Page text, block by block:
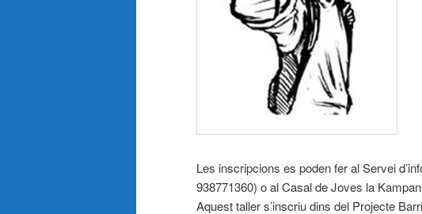
Les inscripcions es poden fer al Servei
938771360) o al Casal de Joves la
Aquest taller s’inscriu dins del Projecte